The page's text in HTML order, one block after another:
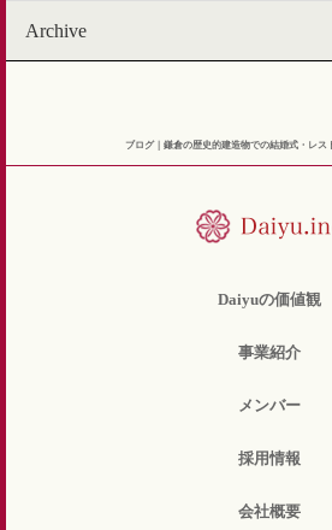
Archive
ブログ｜鎌倉の歴史的建造物での結婚式・レス
Daiyuの価値観
事業紹介
メンバー
採用情報
会社概要